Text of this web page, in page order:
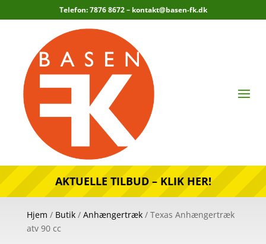
Telefon: 7876 8672 – kontakt@basen-fk.dk
AKTUELLE TILBUD – KLIK HER!
Hjem / Butik/ Anhængertræk/ Texas Anhængertræk
atv 90 cc